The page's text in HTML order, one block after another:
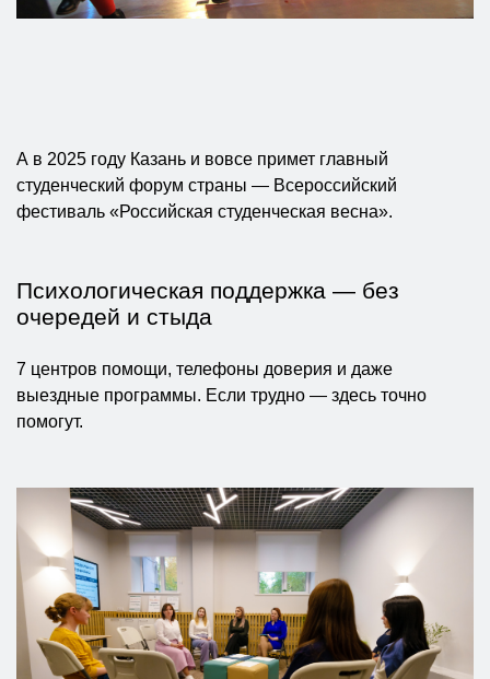
А в 2025 году Казань и вовсе примет главный
студенческий форум страны — Всероссийский
фестиваль «Российская студенческая весна».
Психологическая поддержка — без
очередей и стыда
7 центров помощи, телефоны доверия и даже
выездные программы. Если трудно — здесь точно
помогут.